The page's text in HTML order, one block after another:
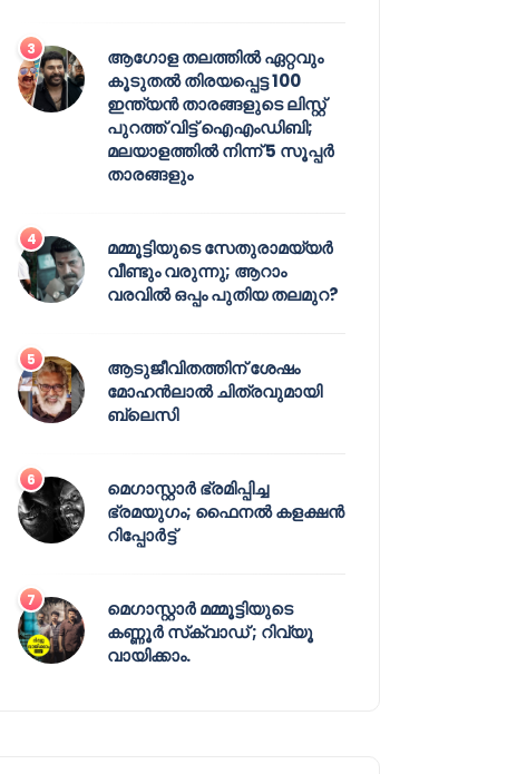
ആഗോള തലത്തിൽ ഏറ്റവും
കൂടുതൽ തിരയപ്പെട്ട 100
ഇന്ത്യൻ താരങ്ങളുടെ ലിസ്റ്റ്
പുറത്ത് വിട്ട് ഐഎംഡിബി;
മലയാളത്തിൽ നിന്ന് 5 സൂപ്പർ
താരങ്ങളും
മമ്മൂട്ടിയുടെ സേതുരാമയ്യർ
വീണ്ടും വരുന്നു; ആറാം
വരവിൽ ഒപ്പം പുതിയ തലമുറ?
ആടുജീവിതത്തിന് ശേഷം
മോഹൻലാൽ ചിത്രവുമായി
ബ്ലെസി
മെഗാസ്റ്റാർ ഭ്രമിപ്പിച്ച
ഭ്രമയുഗം; ഫൈനൽ കളക്ഷൻ
റിപ്പോർട്ട്
മെഗാസ്റ്റാർ മമ്മൂട്ടിയുടെ
കണ്ണൂർ സ്‌ക്വാഡ് ; റിവ്യൂ
വായിക്കാം.